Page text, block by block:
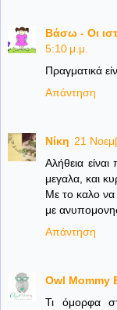
Βάσω - Οι
5:10 μ.μ.
Πραγματικά
Απάντηση
Νίκη 21
Αλήθεια
μεγαλα, και
Με το καλο να
με
Απάντηση
Owl Mommy
Τι όμορφα